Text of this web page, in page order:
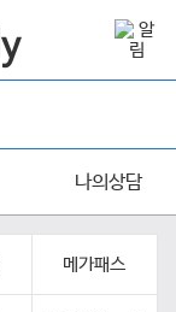
나의상담
메가패스